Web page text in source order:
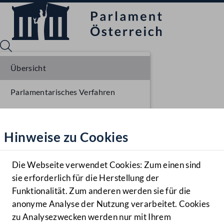
Hilfe
Benutzer
Navigationsmenü öffnen
MENÜ
Hinweise zu Cookies
Die Webseite verwendet Cookies: Zum einen sind
sie erforderlich für die Herstellung der
Funktionalität. Zum anderen werden sie für die
anonyme Analyse der Nutzung verarbeitet. Cookies
zu Analysezwecken werden nur mit Ihrem
Übersicht
Parlamentarisches Verfahren